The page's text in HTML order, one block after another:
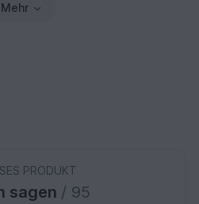
Mehr
PRODUKT
sagen / 95